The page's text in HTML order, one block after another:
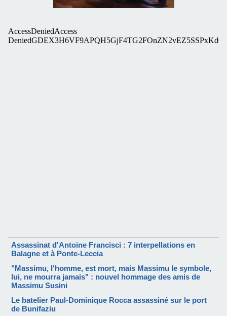
Assassinat d'Antoine Francisci : 7 interpellations en
Balagne et à Ponte-Leccia
"Massimu, l'homme, est mort, mais Massimu le symbole,
lui, ne mourra jamais" : nouvel hommage des amis de
Massimu Susini
Le batelier Paul-Dominique Rocca assassiné sur le port
de Bunifaziu